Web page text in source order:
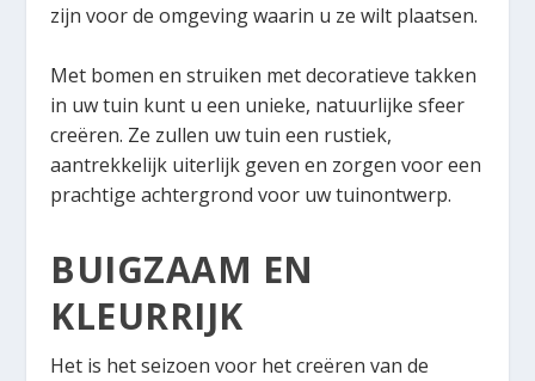
zijn voor de omgeving waarin u ze wilt plaatsen.
Met bomen en struiken met decoratieve takken
in uw tuin kunt u een unieke, natuurlijke sfeer
creëren. Ze zullen uw tuin een rustiek,
aantrekkelijk uiterlijk geven en zorgen voor een
prachtige achtergrond voor uw tuinontwerp.
BUIGZAAM EN
KLEURRIJK
Het is het seizoen voor het creëren van de